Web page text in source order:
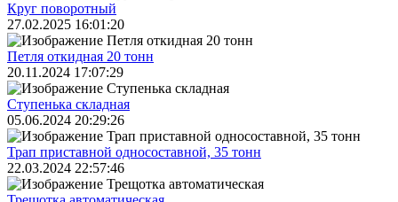
Круг поворотный
27.02.2025 16:01:20
Петля откидная 20 тонн
20.11.2024 17:07:29
Ступенька складная
05.06.2024 20:29:26
Трап приставной односоставной, 35 тонн
22.03.2024 22:57:46